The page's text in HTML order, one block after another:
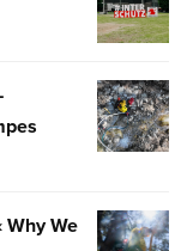
2026
:
RETOUR
SUR
NOTRE
PREMIER
DE
LA
3®
Why We